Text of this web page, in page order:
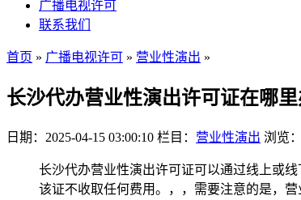
广播电视许可
联系我们
首页 » 广播电视许可 » 营业性演出 »
长沙代办营业性演出许可证在哪
日期：2025-04-15 03:00:10 栏目： 营业性演出 浏览
长沙代办营业性演出许可证可以通过线上或
该证不收取任何费用。，，需要注意的是，